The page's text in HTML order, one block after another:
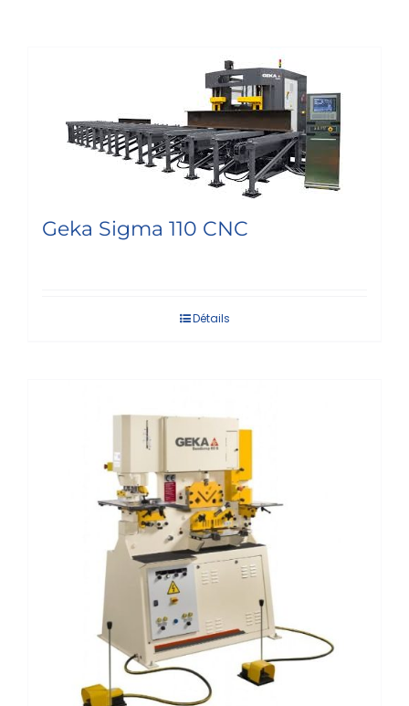
Geka Sigma 110 CNC
Détails